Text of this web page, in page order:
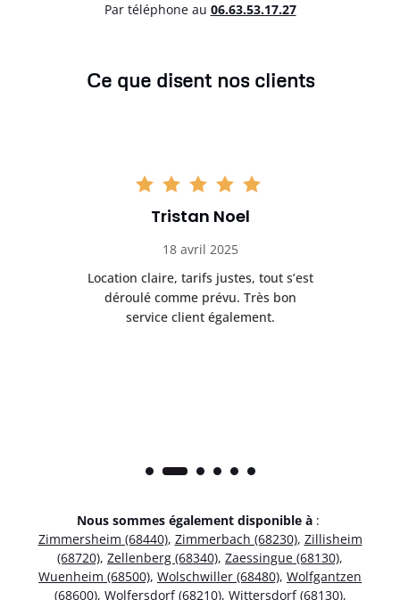
Par téléphone au 06.63.53.17.27
Ce que disent nos clients
Tristan Noel
18 avril 2025
Location claire, tarifs justes, tout s’est
déroulé comme prévu. Très bon
service client également.
Nous sommes également disponible à :
Zimmersheim (68440), Zimmerbach (68230), Zillisheim
(68720), Zellenberg (68340), Zaessingue (68130),
Wuenheim (68500), Wolschwiller (68480), Wolfgantzen
(68600), Wolfersdorf (68210), Wittersdorf (68130),